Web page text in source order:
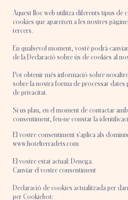
Aquest lloc web utilitza diferents tipus de
cookies que apareixen a les nostres
tercers.
En qualsevol moment, vostè podrà
de la Declaració sobre ús de cookies al
Pot obtenir més informació sobre
sobre la nostra forma de processar dates
de privacitat.
Si us plau, en el moment de contactar
consentiment, feu-ne constar la
El vostre consentiment s'aplica als
www.hotelterradets.com
El vostre estat actual: Denega.
Canviar el vostre consentiment
Declaració de cookies actualitzada per
perCookiebot: